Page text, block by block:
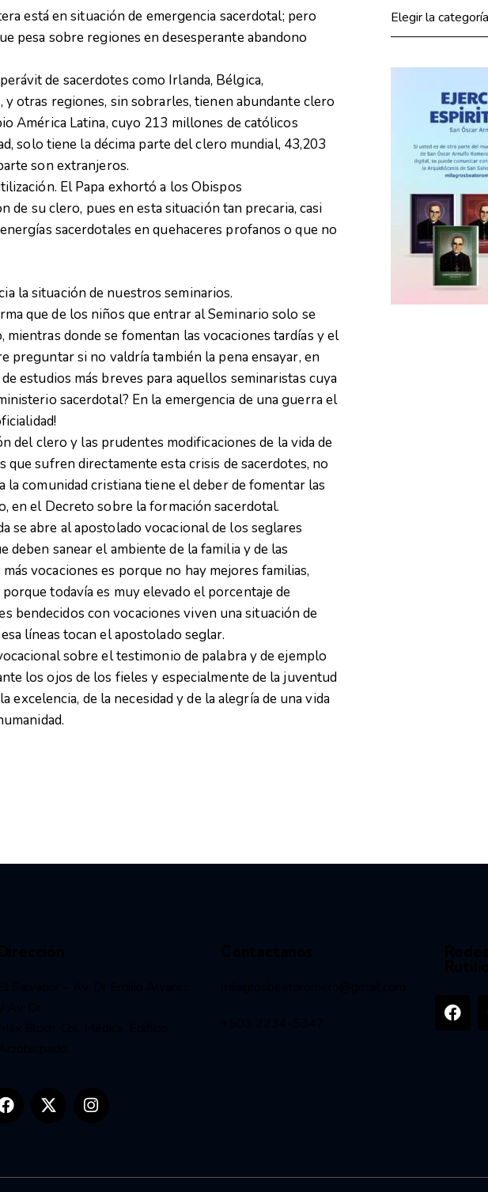
está en situación de emergencia sacerdotal; pero
pesa sobre regiones en desesperante abandono
de sacerdotes como Irlanda, Bélgica,
y otras regiones, sin sobrarles, tienen abundante clero
América Latina, cuyo 213 millones de católicos
solo tiene la décima parte del clero mundial, 43,203
son extranjeros.
El Papa exhortó a los Obispos
de su clero, pues en esta situación tan precaria, casi
sacerdotales en quehaceres profanos o que no
la situación de nuestros seminarios.
que de los niños que entrar al Seminario solo se
donde se fomentan las vocaciones tardías y el
preguntar si no valdría también la pena ensayar, en
estudios más breves para aquellos seminaristas cuya
sacerdotal? En la emergencia de una guerra el
del clero y las prudentes modificaciones de la vida de
sufren directamente esta crisis de sacerdotes, no
la comunidad cristiana tiene el deber de fomentar las
en el Decreto sobre la formación sacerdotal.
se abre al apostolado vocacional de los seglares
deben sanear el ambiente de la familia y de las
vocaciones es porque no hay mejores familias,
todavía es muy elevado el porcentaje de
bendecidos con vocaciones viven una situación de
líneas tocan el apostolado seglar.
sobre el testimonio de palabra y de ejemplo
los ojos de los fieles y especialmente de la juventud
excelencia, de la necesidad y de la alegría de una vida